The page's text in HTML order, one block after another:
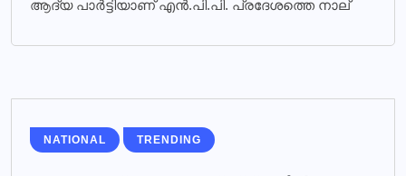
ആദ്യ പാര്‍ട്ടിയാണ് എന്‍.പി.പി. പ്രദേശത്തെ നാല്
NATIONAL TRENDING